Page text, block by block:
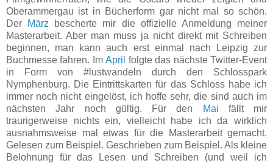
Oberammergau ist in Bücherform gar nicht mal so schön.
Der
März bescherte mir die offizielle Anmeldung meiner
Masterarbeit. Aber man muss ja nicht direkt mit Schreiben
beginnen, man kann auch erst einmal nach Leipzig zur
Buchmesse fahren. ImApril folgte das nächste Twitter-Event
in Form von #lustwandeln durch den Schlosspark
Nymphenburg. Die Eintrittskarten für das Schloss habe ich
immer noch nicht eingelöst, ich hoffe sehr, die sind auch im
nächsten Jahr noch gültig. Für den
Mai fällt mir
traurigerweise nichts ein, vielleicht habe ich da wirklich
ausnahmsweise mal etwas für die Masterarbeit gemacht.
Gelesen zum Beispiel. Geschrieben zum Beispiel. Als kleine
Belohnung für das Lesen und Schreiben (und weil ich